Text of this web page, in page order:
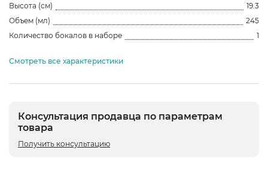
Высота (см)
19.3
Объем (мл)
245
Количество бокалов в наборе
1
Смотреть все характеристики
Консультация продавца по параметрам
товара
Получить консультацию